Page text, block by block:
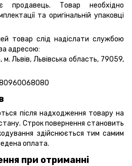
продавець. Товар необхідно
та оригінальній упаковці
товар слід надіслати службою
адресою:
Львів, Львівська область, 79059,
після надходження товару на
Строк повернення становить
здійснюється тим самим
оплата.
при отриманні